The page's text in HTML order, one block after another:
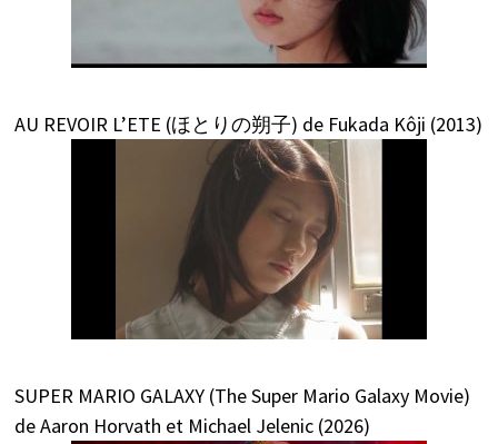
AU REVOIR L’ETE (ほとりの朔子) de Fukada Kôji (2013)
SUPER MARIO GALAXY (The Super Mario Galaxy Movie)
de Aaron Horvath et Michael Jelenic (2026)